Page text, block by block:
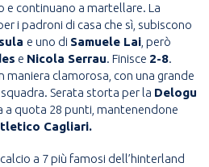
e continuano a martellare. La
i padroni di casa che sì, subiscono
e uno di Samuele Lai , però
e Nicola Serrau. Finisce 2-8.
maniera clamorosa, con una grande
Serata storta per la Delogu
a quota 28 punti, mantenendone
Cagliari.
a 7 più famosi dell’hinterland